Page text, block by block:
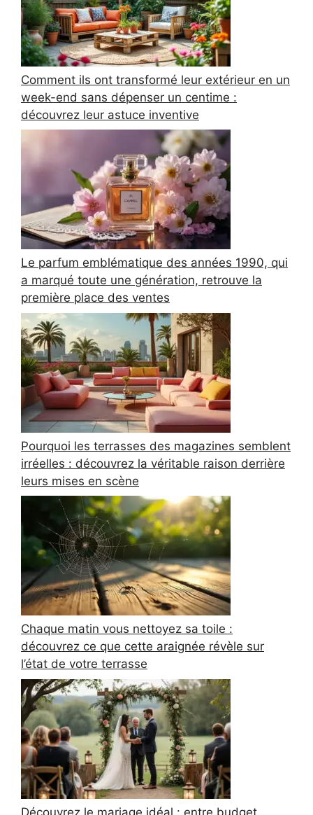
Comment ils ont transformé leur extérieur en un
week-end sans dépenser un centime :
découvrez leur astuce inventive
Le parfum emblématique des années 1990, qui
a marqué toute une génération, retrouve la
première place des ventes
Pourquoi les terrasses des magazines semblent
irréelles : découvrez la véritable raison derrière
leurs mises en scène
Chaque matin vous nettoyez sa toile :
découvrez ce que cette araignée révèle sur
l’état de votre terrasse
Découvrez le mariage idéal : entre budget